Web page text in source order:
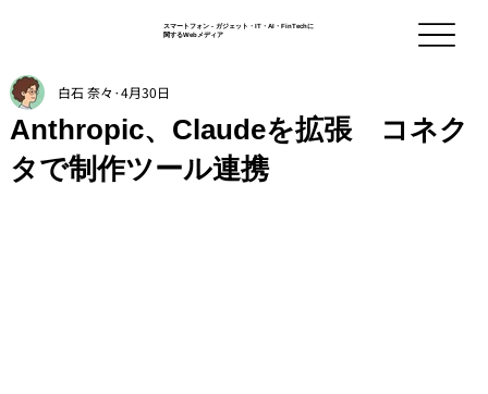
スマートフォン - ガジェット・IT・AI・FinTechに
関するWebメディア
Anthropic、Claudeを拡張 コネク
タで制作ツール連携
白石 奈々 4月30日